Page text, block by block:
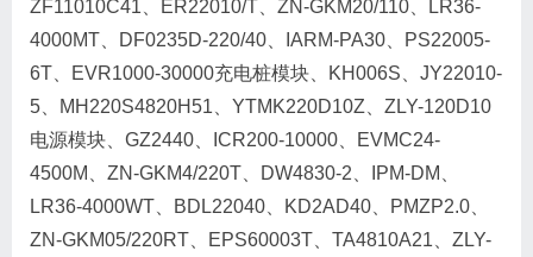
ZF11010C41、ER22010/T、ZN-GKM20/110、LR36-
4000MT、DF0235D-220/40、IARM-PA30、PS22005-
6T、EVR1000-30000充电桩模块、KH006S、JY22010-
5、MH220S4820H51、YTMK220D10Z、ZLY-120D10
电源模块、GZ2440、ICR200-10000、EVMC24-
4500M、ZN-GKM4/220T、DW4830-2、IPM-DM、
LR36-4000WT、BDL22040、KD2AD40、PMZP2.0、
ZN-GKM05/220RT、EPS60003T、TA4810A21、ZLY-